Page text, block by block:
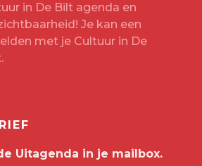
in De Bilt agenda en
Je kan een
met je Cultuur in De
.